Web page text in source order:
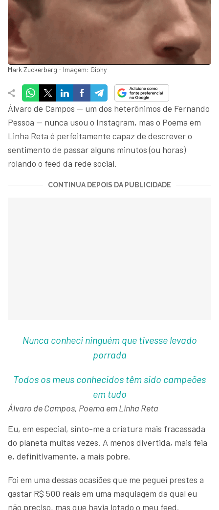
Mark Zuckerberg - Imagem: Giphy
Álvaro de Campos — um dos heterônimos de Fernando
Pessoa — nunca usou o Instagram, mas o Poema em
Linha Reta é perfeitamente capaz de descrever o
sentimento de passar alguns minutos (ou horas)
rolando o feed da rede social.
CONTINUA DEPOIS DA PUBLICIDADE
Nunca conheci ninguém que tivesse levado
porrada
Todos os meus conhecidos têm sido campeões
em tudo
Álvaro de Campos, Poema em Linha Reta
Eu, em especial, sinto-me a criatura mais fracassada
do planeta muitas vezes. A menos divertida, mais feia
e, definitivamente, a mais pobre.
Foi em uma dessas ocasiões que me peguei prestes a
gastar R$ 500 reais em uma maquiagem da qual eu
não preciso, mas que havia lotado o meu feed.